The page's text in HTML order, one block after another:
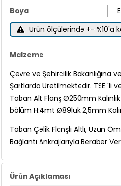
Boya
Ürün ölçülerinde +- %10'a
Malzeme
Çevre ve Şehircilik Bakanlığına
Şartlarda Üretilmektedir. TSE 'li ve
Taban Alt Flanş Ø250mm
bölüm H:4mt Ø89luk 2,5mm
Taban Çelik Flanşlı Altlı, Uzun
Bağlantı Ankrajlarıyla Beraber
Ürün Açıklaması